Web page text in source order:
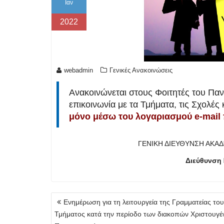
Ιαν
2022
webadmin Γενικές Ανακοινώσεις
Ανακοινώνεται στους Φοιτητές του
επικοινωνία με τα Τμήματα, τις Σχολές
μόνο μέσω του λογαριασμού e-mail
ΓΕΝΙΚΗ ΔΙΕΥΘΥΝΣΗ
Διεύθυνση
Πλοήγηση
άρθρων
Ενημέρωση για τη λειτουργεία της Γραμματείας του
Τμήματος κατά την περίοδο των διακοπών